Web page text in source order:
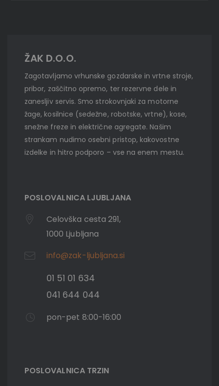
ŽAK D.O.O.
Zagotavljamo vrhunske gozdarske in vrtne stroje,
pribor, zaščitno opremo, ter rezervne dele in
zanesljiv servis. Smo strokovnjaki za motorne
žage, kosilnice (sedežne, robotske, vrtne), kose,
snežne freze in električne agregate. Našim
strankam nudimo osebni pristop, kakovostne
izdelke in hitro podporo – vse na enem mestu.
POSLOVALNICA LJUBLJANA
Celovška cesta 291,
1000 Ljubljana
info@zak-ljubljana.si
01 51 01 634
041 644 044
pon-pet 8:00-16:00
POSLOVALNICA TRZIN